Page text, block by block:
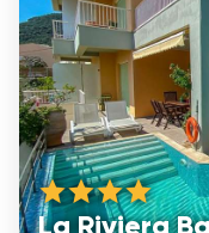
La Riviera